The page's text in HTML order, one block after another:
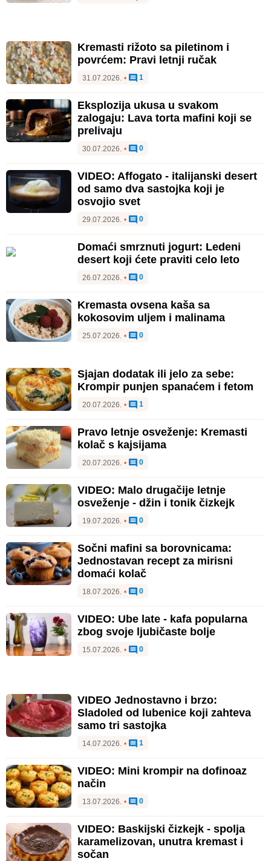
Kremasti rižoto sa piletinom i
povrćem: Pravi letnji ručak
31.07.2026. • 1
Eksplozija ukusa u svakom
zalogaju: Lava torta mafini koji se
prelivaju
30.07.2026. • 0
VIDEO: Affogato - italijanski desert
od samo dva sastojka koji je
osvojio svet
29.07.2026. • 0
Domaći smrznuti jogurt: Ledeni
desert koji ćete praviti celo leto
26.07.2026. • 0
Kremasta ovsena kaša sa
kokosovim uljem i malinama
25.07.2026. • 0
Sjajan dodatak ili jelo za sebe:
Krompir punjen spanaćem i fetom
20.07.2026. • 1
Pravo letnje osveženje: Kremasti
kolač s kajsijama
20.07.2026. • 0
VIDEO: Malo drugačije letnje
osveženje - džin i tonik čizkejk
19.07.2026. • 0
Sočni mafini sa borovnicama:
Jednostavan recept za mirisni
domaći kolač
18.07.2026. • 0
VIDEO: Ube late - kafa popularna
zbog svoje ljubičaste bolje
15.07.2026. • 0
VIDEO Jednostavno i brzo:
Sladoled od lubenice koji zahteva
samo tri sastojka
14.07.2026. • 1
VIDEO: Mini krompir na dofinoaz
način
13.07.2026. • 0
VIDEO: Baskijski čizkejk - spolja
karamelizovan, unutra kremast i
sočan